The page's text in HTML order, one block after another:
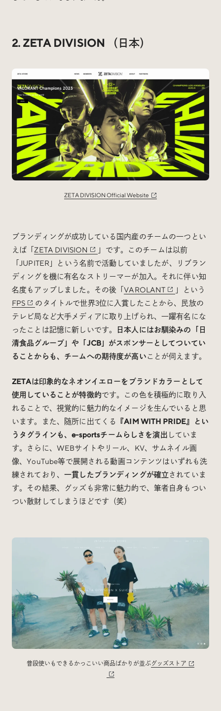
2. ZETA DIVISION （日本）
ZETA DIVISION Official Website
ブランディングが成功している国内産のチームの一つとい
えば「 ZETA DIVISION
」です。このチームは以前
「JUPITER」という名前で活動していましたが、リブラン
ディングを機に有名なストリーマーが加入。それに伴い知
名度もアップしました。その後「VAROLANT
」という
FPS
のタイトルで世界3位に入賞したことから、民放の
テレビ局など大手メディアに取り上げられ、一躍有名にな
ったことは記憶に新しいです。
日本人にはお馴染みの「日
清食品グループ」や「JCB」がスポンサーとしてついてい
ることからも、チームへの期待度が高いことが伺えます。
ZETAは印象的なネオンイエローをブランドカラーとして
使用していることが特徴的です。この色を積極的に取り入
れることで、視覚的に魅力的なイメージを生んでいると思
います。また、随所に出てくる
『AIM WITH PRIDE』とい
うタグラインも、e-sportsチームらしさを演出 していま
す。さらに、WEBサイトやリール、KV、サムネイル画
像、YouTube等で展開される動画コンテンツはいずれも洗
練されており、一貫したブランディングが確立されていま
す。その結果、グッズも非常に魅力的で、筆者自身もつい
つい散財してしまうほどです（笑）
普段使いもできるかっこいい商品ばかりが並ぶグッズストア